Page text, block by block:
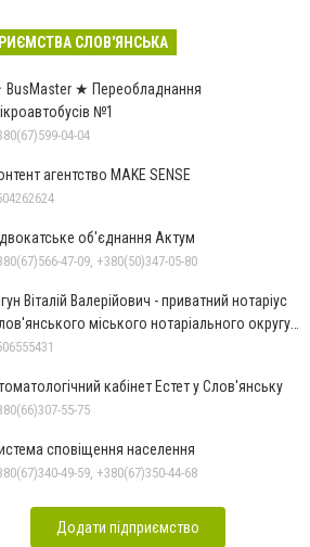
СЛОВ'ЯНСЬКА
★ Переобладнання
№1
04-04
агентство MAKE SENSE
об'єднання Актум
47-09, +380(50)347-05-80
Віталій Валерійович - приватний нотаріус
міського нотаріального округу
кабінет Естет у Слов'янську
55-75
сповіщення населення
49-59, +380(67)350-44-68
Додати підприємство